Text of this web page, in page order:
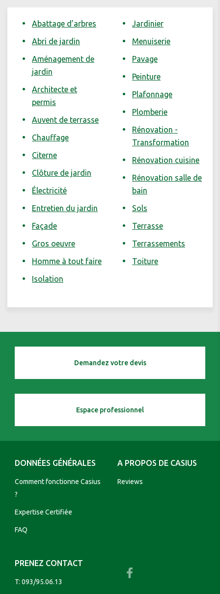
Abattage d’arbres
Abri de jardin
Aménagement de
jardin
Architecte et
permis
Auvent de terrasse
Chauffage
Citerne
Clôture de jardin
Électricité
Entretien du jardin
Façade
Gros oeuvre
Homme à tout faire
Isolation
Jardinier
Menuiserie
Pavage
Peinture
Plafonnage
Plomberie
Rénovation -
Transformation
Rénovation cuisine
Rénovation salle de
bain
Sols
Terrasse
Terrassements
Toiture
Demandez votre devis
Espace professionnel
DONNÉES GÉNÉRALES
Comment fonctionne Casius
?
Expertise Certifiée
FAQ
A PROPOS DE CASIUS
Reviews
PRENEZ CONTACT
T: 093/95.06.13